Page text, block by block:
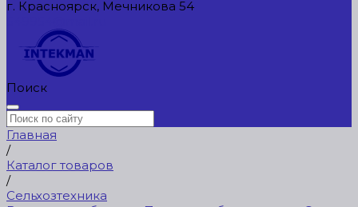
г. Красноярск, Мечникова 54
Поиск
Главная
/
Каталог товаров
/
Сельхозтехника